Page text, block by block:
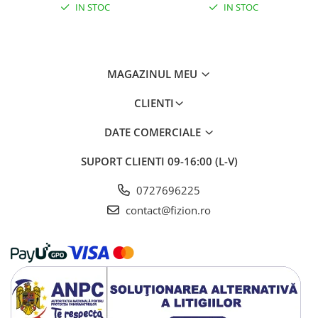
IN STOC IN STOC
MAGAZINUL MEU
CLIENTI
DATE COMERCIALE
SUPORT CLIENTI 09-16:00 (L-V)
0727696225
contact@fizion.ro